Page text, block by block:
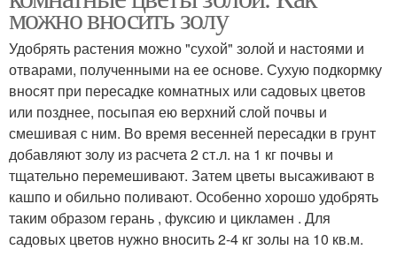
можно вносить золу
Удобрять растения можно "сухой" золой и настоями и
отварами, полученными на ее основе. Сухую подкормку
вносят при пересадке комнатных или садовых цветов
или позднее, посыпая ею верхний слой почвы и
смешивая с ним. Во время весенней пересадки в грунт
добавляют золу из расчета 2 ст.л. на 1 кг почвы и
тщательно перемешивают. Затем цветы высаживают в
кашпо и обильно поливают. Особенно хорошо удобрять
таким образом герань , фуксию и цикламен . Для
садовых цветов нужно вносить 2-4 кг золы на 10 кв.м.